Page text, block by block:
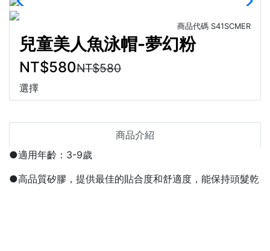
商品代碼 S41SCMER
兒童美人魚泳帽-夢幻粉
NT$580NT$580
選擇
商品介紹
●適用年齡：3-9歲
●高品質矽膠，提供最佳的貼合度和舒適度，能保持頭髮乾